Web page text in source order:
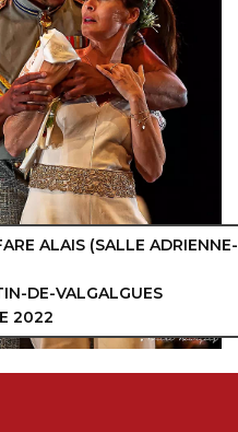
ALAIS (SALLE ADRIENNE-
DE-VALGALGUES
2022